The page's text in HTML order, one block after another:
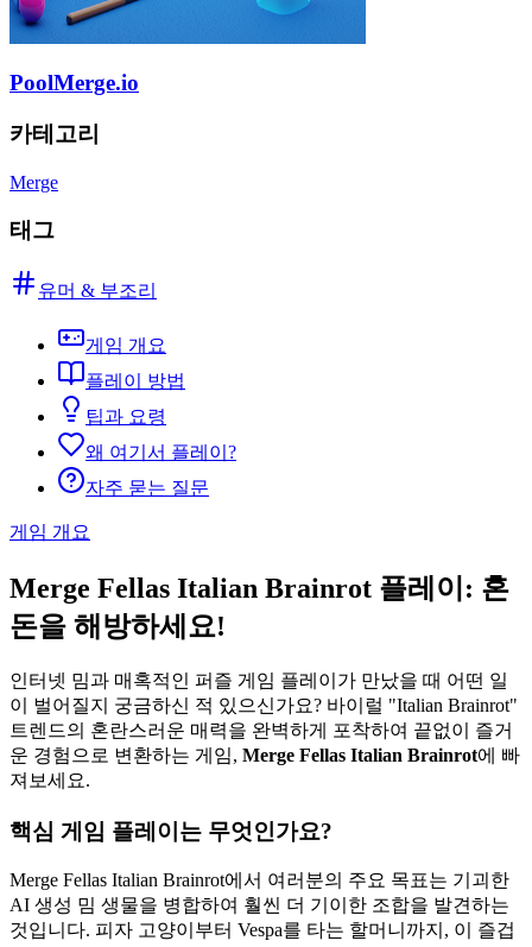
PoolMerge.io
카테고리
Merge
태그
유머 & 부조리
게임 개요
플레이 방법
팁과 요령
왜 여기서 플레이?
자주 묻는 질문
게임 개요
Merge Fellas Italian Brainrot 플레이: 혼
돈을 해방하세요!
인터넷 밈과 매혹적인 퍼즐 게임 플레이가 만났을 때 어떤 일
이 벌어질지 궁금하신 적 있으신가요? 바이럴 "Italian Brainrot"
트렌드의 혼란스러운 매력을 완벽하게 포착하여 끝없이 즐거
운 경험으로 변환하는 게임, Merge Fellas Italian Brainrot에 빠
져보세요.
핵심 게임 플레이는 무엇인가요?
Merge Fellas Italian Brainrot에서 여러분의 주요 목표는 기괴한
AI 생성 밈 생물을 병합하여 훨씬 더 기이한 조합을 발견하는
것입니다. 피자 고양이부터 Vespa를 타는 할머니까지, 이 즐겁